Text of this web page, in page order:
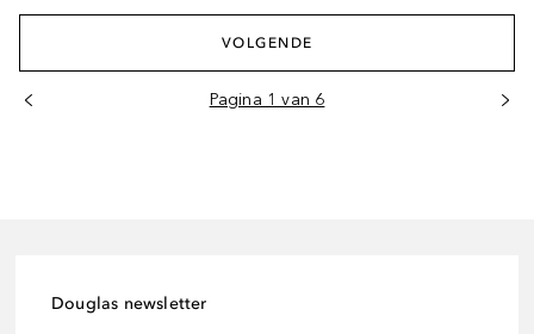
VOLGENDE
Pagina 1 van 6
Douglas newsletter